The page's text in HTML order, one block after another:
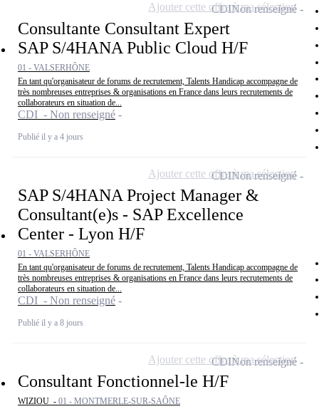
Consultante Consultant Expert
SAP S/4HANA Public Cloud H/F
01 - VALSERHÔNE
En tant qu'organisateur de forums de recrutement, Talents Handicap accompagne de
très nombreuses entreprises & organisations en France dans leurs recrutements de
collaborateurs en situation de...
CDI - Non renseigné
Publié il y a 4 jours
CDINon renseigné
Ajouter cette offre à ma sélection
SAP S/4HANA Project Manager &
Consultant(e)s - SAP Excellence
Center - Lyon H/F
01 - VALSERHÔNE
En tant qu'organisateur de forums de recrutement, Talents Handicap accompagne de
très nombreuses entreprises & organisations en France dans leurs recrutements de
collaborateurs en situation de...
CDI - Non renseigné
Publié il y a 8 jours
CDINon renseigné
Ajouter cette offre à ma sélection
Consultant Fonctionnel-le H/F
WIZIOU - 01 - MONTMERLE-SUR-SAÔNE
CDINon renseigné
Ajouter cette offre à ma sélection